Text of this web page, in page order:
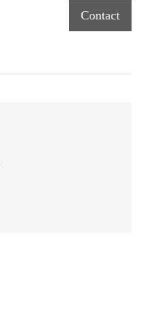
Contact